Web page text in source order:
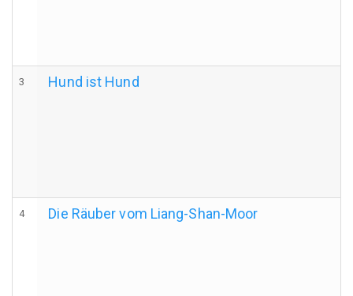
3 Hund ist Hund
4 Die Räuber vom Liang-Shan-Moor